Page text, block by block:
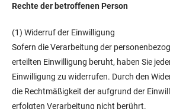
Rechte der betroffenen Person
(1) Widerruf der Einwilligung
Sofern die Verarbeitung der
erteilten Einwilligung beruht, haben Sie
Einwilligung zu widerrufen. Durch den
die Rechtmäßigkeit der aufgrund der
erfolgten Verarbeitung nicht berührt.